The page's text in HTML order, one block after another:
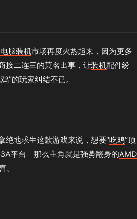
电脑装机市场再度火热起来，因为更多
接二连三的莫名出事，让装机配件纷
”的玩家纠结不已。
绝地求生这款游戏来说，想要“吃鸡”顶
平台，那么主角就是强势翻身的AMD
。